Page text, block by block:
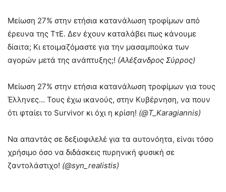
Μείωση 27% στην ετήσια κατανάλωση τροφίμων από
έρευνα της ΤτΕ. Δεν έχουν καταλάβει πως κάνουμε
δίαιτα; Kι ετοιμαζόμαστε για την μασαμπούκα των
αγορών μετά της ανάπτυξης;! (Αλέξανδρος Σύρρος)
Μείωση 27% στην ετήσια κατανάλωση τροφίμων για τους
Έλληνες… Τους έχω ικανούς, στην Kυβέρνηση, να πουν
ότι φταίει το Survivor κι όχι η κρίση! (@T_Karagiannis)
Να απαντάς σε δεξιοφιλελέ για τα αυτονόητα, είναι τόσο
χρήσιμο όσο να διδάσκεις πυρηνική φυσική σε
ζαντολάστιχο! (@syn_realistis)